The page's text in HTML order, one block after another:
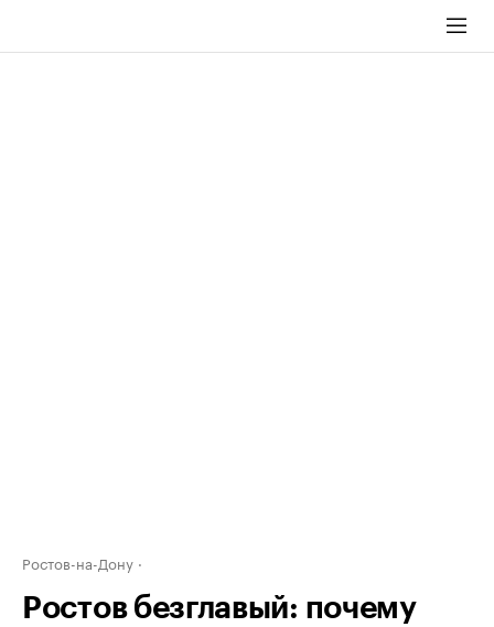
Ростов-на-Дону
Ростов безглавый: почему